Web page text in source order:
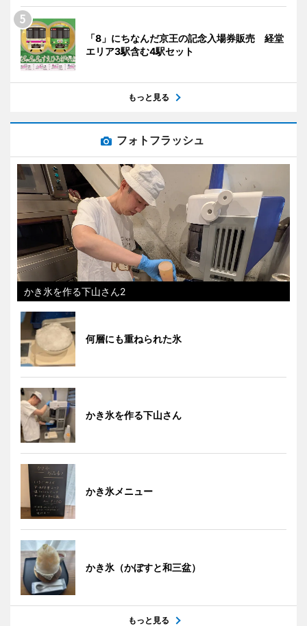
「8」にちなんだ京王の記念入場券販売 経堂
エリア3駅含む4駅セット
もっと見る
フォトフラッシュ
かき氷を作る下山さん2
何層にも重ねられた氷
かき氷を作る下山さん
かき氷メニュー
かき氷（かぼすと和三盆）
もっと見る